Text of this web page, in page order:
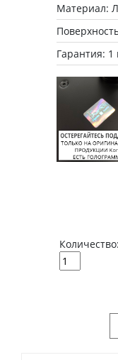
Материал:
Гарантия: 1
Количество: